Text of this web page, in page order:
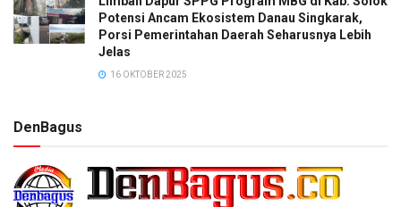
Potensi Ancam Ekosistem Danau Singkarak,
Porsi Pemerintahan Daerah Seharusnya Lebih
Jelas
16 OKTOBER 2025
DenBagus